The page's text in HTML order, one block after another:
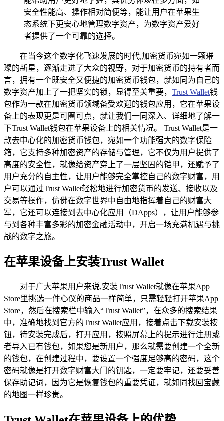
安全性能高、操作相对简便等，能让用户在苹果生
态系统下更安心地管理数字资产，为数字资产爱好
者提供了一个可靠的选择。
在当今这个数字化飞速发展的时代,加密货币宛如一颗璀
璨的新星，逐渐走进了大众的视野，对于加密货币的持有者而
言，拥有一个既安全又便捷的加密货币钱包，就如同为自己的
数字资产加上了一把坚实的锁，显得至关重要， Trust Wallet钱
包作为一款在加密货币领域备受欢迎的钱包应用，它在苹果设
备上的表现更是可圈可点，就让我们一同深入、详细地了解一
下Trust Wallet钱包在苹果设备上的相关情况。 Trust Wallet是一
款去中心化的加密货币钱包，宛如一个功能强大的数字保险
箱，它支持多种加密资产的存储与管理，它不仅为用户提供了
高度的安全性，就像给资产穿上了一层坚固的铠甲，还赋予了
用户充分的自主性，让用户能够完全掌控自己的数字财富，用
户可以通过Trust Wallet轻松地进行加密货币的发送、接收以及
交易等操作，仿佛在数字世界中自由地指挥着自己的财富大
军，它还可以连接到去中心化应用（DApps），让用户能够参
与到各种丰富多彩的加密金融活动中，开启一场充满机遇与挑
战的数字之旅。
在苹果设备上安装Trust Wallet
对于广大苹果用户来说,安装Trust Wallet就像在苹果App
Store里挑选一件心仪的商品一样简单，只需轻轻打开苹果App
Store，然后在搜索栏中输入“Trust Wallet”，在众多的搜索结果
中，准确地找到官方的Trust Wallet应用，接着点击下载安装按
钮，待安装完成后，打开应用，按照屏幕上的提示进行注册或
者导入已有钱包，如果您是新用户，那么就需要创建一个全新
的钱包，在创建过程中，要设置一个强度足够高的密码，这个
密码就像是打开数字财富大门的钥匙，一定要牢记，还要妥善
保存助记词，因为它是恢复钱包的重要凭证，就如同找回宝藏
的地图一样珍贵。